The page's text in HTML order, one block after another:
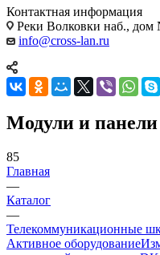
Контактная информация
Реки Волковки наб.,
info@cross-lan.ru
Модули и
85
Главная
—
Каталог
—
Телекоммуникационные
Активное оборудование